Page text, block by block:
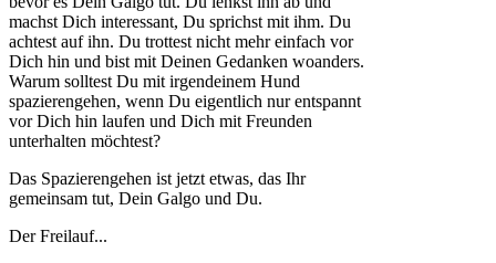
machst Dich interessant, Du sprichst mit ihm. Du
achtest auf ihn. Du trottest nicht mehr einfach vor
Dich hin und bist mit Deinen Gedanken woanders.
Warum solltest Du mit irgendeinem Hund
spazierengehen, wenn Du eigentlich nur entspannt
vor Dich hin laufen und Dich mit Freunden
unterhalten möchtest?
Das Spazierengehen ist jetzt etwas, das Ihr
gemeinsam tut, Dein Galgo und Du.
Der Freilauf...